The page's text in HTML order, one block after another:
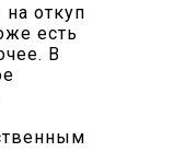
откуп
есть
В